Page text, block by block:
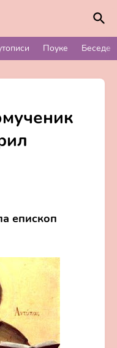
Поуке Беседе
епископ